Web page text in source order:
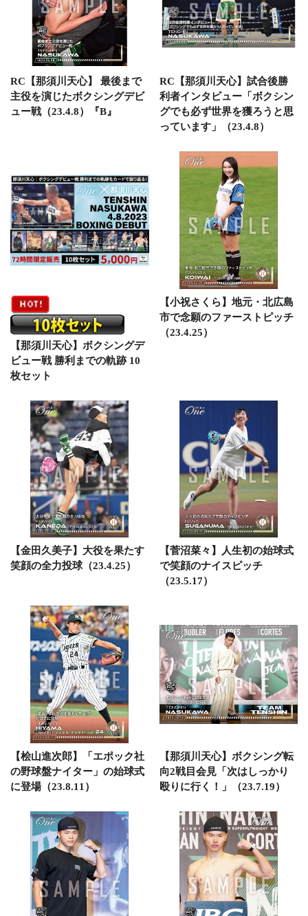
RC【那須川天心】 最後まで
主役を演じたボクシングデビ
ュー戦（23.4.8）『B』
RC【那須川天心】試合後勝
利者インタビュー「ボクシン
グでも必ず世界を獲ろうと思
っています」（23.4.8）
【那須川天心】ボクシングデ
ビュー戦 勝利までの軌跡 10
枚セット
【小祝さくら】地元・北広島
市で念願のファーストピッチ
（23.4.25）
【金田久美子】大役を果たす
笑顔の全力投球（23.4.25）
【菅沼菜々】人生初の始球式
で笑顔のナイスピッチ
（23.5.17）
【桧山進次郎】「エポック社
の野球盤ナイター」の始球式
に登場（23.8.11）
【那須川天心】ボクシング転
向2戦目会見「次はしっかり
殴りに行く！」（23.7.19）